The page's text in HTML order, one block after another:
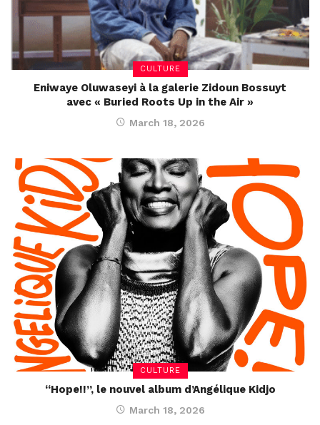
CULTURE
Eniwaye Oluwaseyi à la galerie Zidoun Bossuyt
avec « Buried Roots Up in the Air »
March 18, 2026
CULTURE
“Hope!!”, le nouvel album d’Angélique Kidjo
March 18, 2026